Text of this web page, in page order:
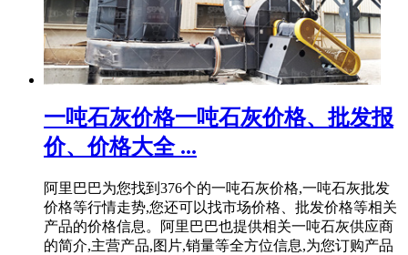
一吨石灰价格一吨石灰价格、批发报
价、价格大全 ...
阿里巴巴为您找到376个的一吨石灰价格,一吨石灰批发
价格等行情走势,您还可以找市场价格、批发价格等相关
产品的价格信息。阿里巴巴也提供相关一吨石灰供应商
的简介,主营产品,图片,销量等全方位信息,为您订购产品